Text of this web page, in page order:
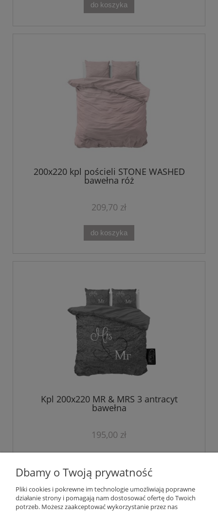
do koszyka
200x220 kpl pościeli STONE WASHED
bawełna róż
209,70 zł
do koszyka
Kpl 200x220 MR & MRS 3 antracyt
bawełna
195,00 zł
«
Pomoc
Dbamy o Twoją prywatność
Pliki cookies i pokrewne im technologie umożliwiają poprawne
działanie strony i pomagają nam dostosować ofertę do Twoich
potrzeb. Możesz zaakceptować wykorzystanie przez nas